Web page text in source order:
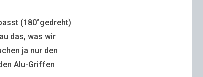
(180°gedreht)
das, was wir
ja nur den
Alu-Griffen